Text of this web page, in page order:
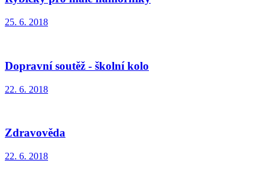
25. 6. 2018
Dopravní soutěž - školní kolo
22. 6. 2018
Zdravověda
22. 6. 2018